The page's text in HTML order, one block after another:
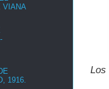
Los
VIANA
1916.